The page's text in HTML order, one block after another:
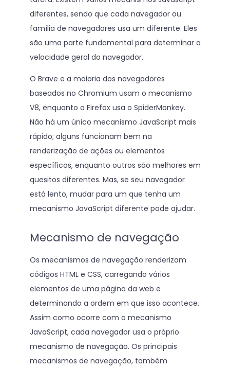
diferentes, sendo que cada navegador ou
família de navegadores usa um diferente. Eles
são uma parte fundamental para determinar a
velocidade geral do navegador.
O Brave e a maioria dos navegadores
baseados no Chromium usam o mecanismo
V8, enquanto o Firefox usa o SpiderMonkey.
Não há um único mecanismo JavaScript mais
rápido; alguns funcionam bem na
renderização de ações ou elementos
específicos, enquanto outros são melhores em
quesitos diferentes. Mas, se seu navegador
está lento, mudar para um que tenha um
mecanismo JavaScript diferente pode ajudar.
Mecanismo de navegação
Os mecanismos de navegação renderizam
códigos HTML e CSS, carregando vários
elementos de uma página da web e
determinando a ordem em que isso acontece.
Assim como ocorre com o mecanismo
JavaScript, cada navegador usa o próprio
mecanismo de navegação. Os principais
mecanismos de navegação, também